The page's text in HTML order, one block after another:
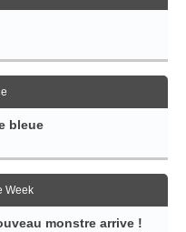
bleue
Week
monstre arrive !